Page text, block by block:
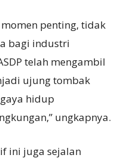
penting, tidak
bagi industri
telah mengambil
ujung tombak
hidup
ungkapnya.
ini juga sejalan